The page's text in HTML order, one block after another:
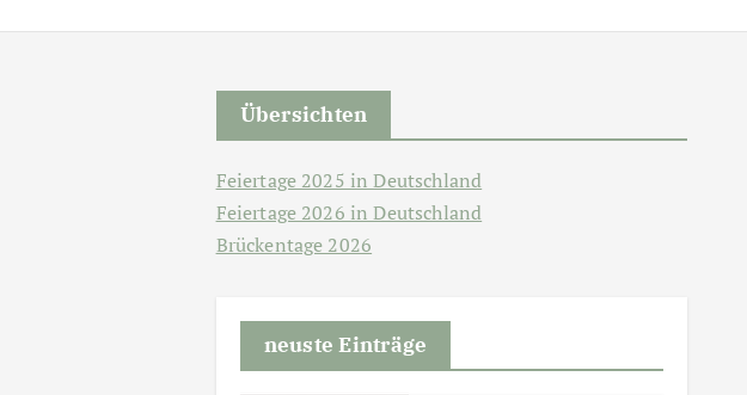
Übersichten
Feiertage 2025 in Deutschland
Feiertage 2026 in Deutschland
Brückentage 2026
neuste Einträge